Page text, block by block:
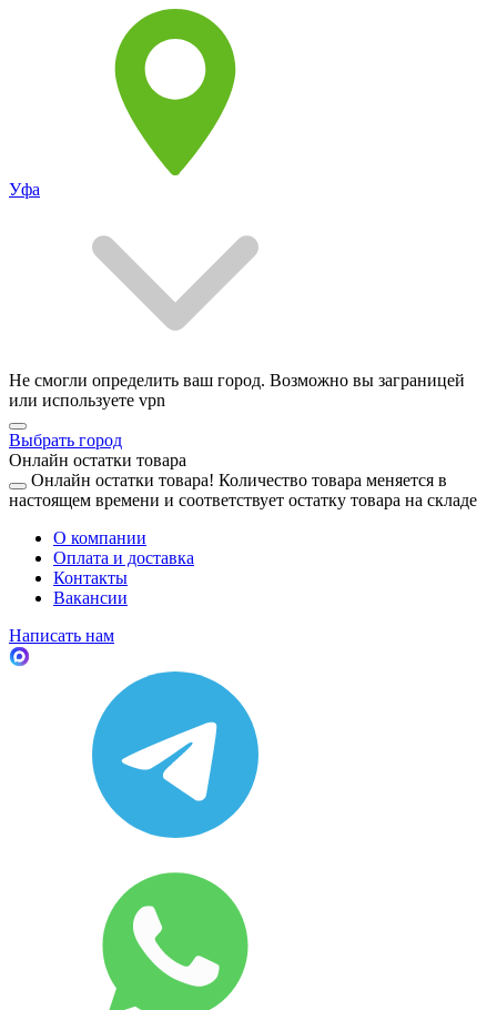
Уфа
Не смогли определить ваш город. Возможно вы заграницей
или используете vpn
Выбрать город
Онлайн остатки товара
Онлайн остатки товара! Количество товара меняется в
настоящем времени и соответствует остатку товара на складе
О компании
Оплата и доставка
Контакты
Вакансии
Написать нам